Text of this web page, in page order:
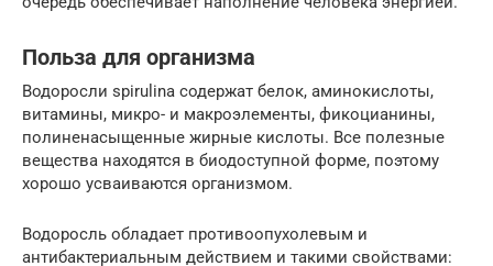
Польза для организма
Водоросли spirulina содержат белок, аминокислоты,
витамины, микро- и макроэлементы, фикоцианины,
полиненасыщенные жирные кислоты. Все полезные
вещества находятся в биодоступной форме, поэтому
хорошо усваиваются организмом.
Водоросль обладает противоопухолевым и
антибактериальным действием и такими свойствами: